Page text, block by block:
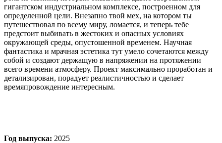
гигантском индустриальном комплексе, построенном для
определенной цели. Внезапно твой мех, на котором ты
путешествовал по всему миру, ломается, и теперь тебе
предстоит выбивать в жестоких и опасных условиях
окружающей среды, опустошенной временем. Научная
фантастика и мрачная эстетика тут умело сочетаются между
собой и создают держащую в напряжении на протяжении
всего времени атмосферу. Проект максимально проработан и
детализирован, порадует реалистичностью и сделает
времяпровождение интересным.
Год выпуска: 2025